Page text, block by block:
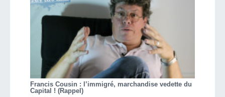
Francis Cousin : l’immigré, marchandise vedette du
Capital ! (Rappel)